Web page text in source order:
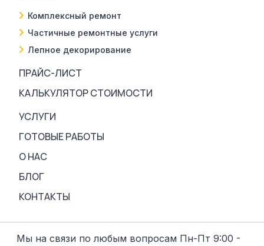
Комплексный ремонт
Частичные ремонтные услуги
Лепное декорирование
ПРАЙС-ЛИСТ
КАЛЬКУЛЯТОР СТОИМОСТИ
УСЛУГИ
ГОТОВЫЕ РАБОТЫ
О НАС
БЛОГ
КОНТАКТЫ
Мы на связи по любым вопросам Пн-Пт 9:00 -